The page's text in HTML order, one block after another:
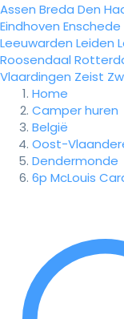
Assen Breda Den
Eindhoven Enschede
Leeuwarden Leiden
Roosendaal
Vlaardingen Zeist
Home
Camper huren
België
Oost-
Dendermonde
6p McLouis